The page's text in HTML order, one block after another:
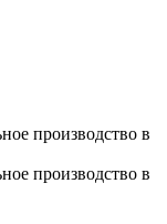
производство в
производство в